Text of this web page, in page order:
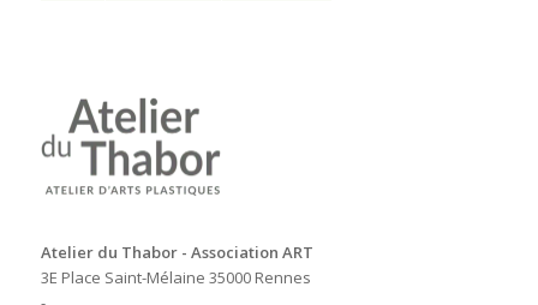
Atelier du Thabor - Association ART
3E Place Saint-Mélaine 35000 Rennes